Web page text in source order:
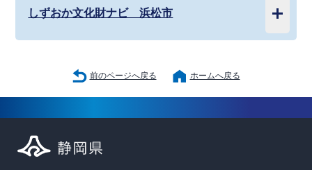
しずおか文化財ナビ 浜松市
前のページへ戻る ホームへ戻る